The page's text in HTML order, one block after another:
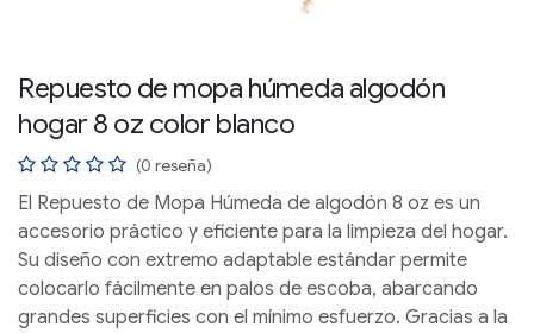
Repuesto de mopa húmeda algodón
hogar 8 oz color blanco
(0 reseña)
El Repuesto de Mopa Húmeda de algodón 8 oz es un
accesorio práctico y eficiente para la limpieza del hogar.
Su diseño con extremo adaptable estándar permite
colocarlo fácilmente en palos de escoba, abarcando
grandes superficies con el mínimo esfuerzo. Gracias a la